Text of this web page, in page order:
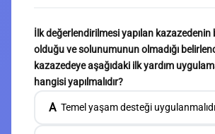
İlk değerlendirilmesi yapılan kazazedenin
olduğu ve solunumunun olmadığı
kazazedeye aşağıdaki ilk yardım
hangisi yapılmalıdır?
A Temel yaşam desteği